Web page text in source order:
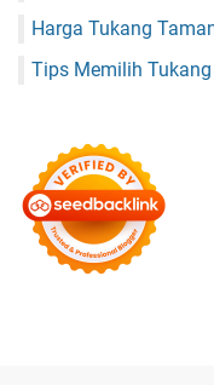
Harga Tukang
Tips Memilih